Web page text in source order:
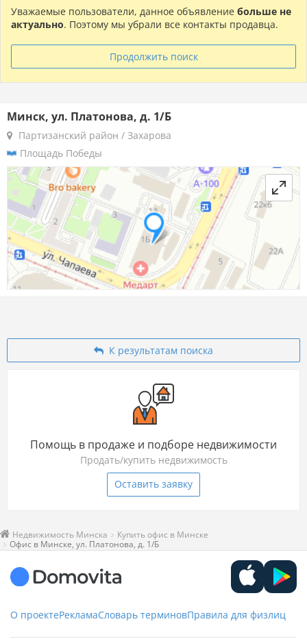
Уважаемые пользователи, данное объявление больше не
актуально. Поэтому мы убрали все контакты продавца.
Продолжить поиск
Минск, ул. Платонова, д. 1/Б
Партизанский район / Захарова
Площадь Победы
К результатам поиска
Помощь в продаже и подборе недвижимости
Продать/купить недвижимость
Оставить заявку
Недвижимость Минска
Купить офис в Минске
Офис в Минске, ул. Платонова, д. 1/Б
О проектеРекламаСловарь терминовПравила для физлиц